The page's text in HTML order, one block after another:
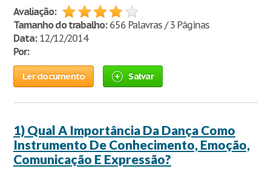
Avaliação:
Tamanho do trabalho:656 Palavras / 3 Páginas
Data:12/12/2014
Por:
Ler documento Salvar
1) Qual A Importância Da Dança Como
Instrumento De Conhecimento, Emoção,
Comunicação E Expressão?